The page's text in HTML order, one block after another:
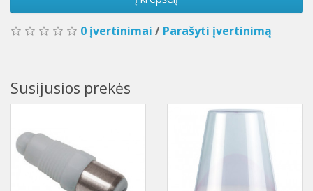
0 įvertinimai / Parašyti įvertinimą
Susijusios prekės